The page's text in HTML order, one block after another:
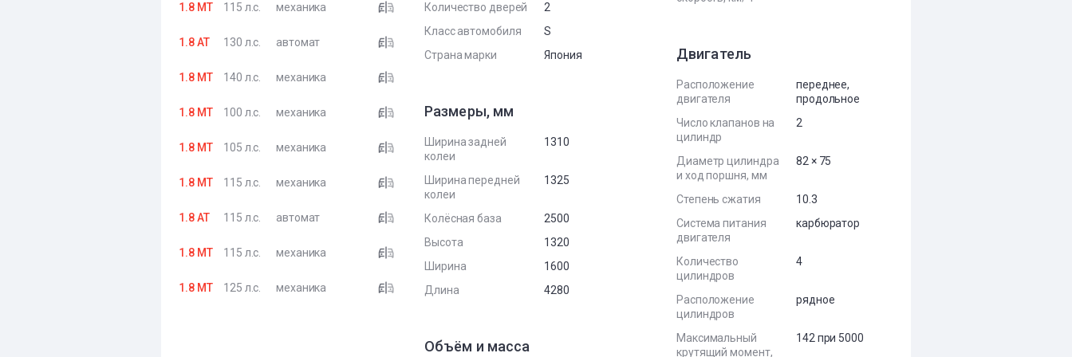
1.8 MT 115 л.с. механика
1.8 AT 130 л.с. автомат
1.8 MT 140 л.с. механика
1.8 MT 100 л.с. механика
1.8 MT 105 л.с. механика
1.8 MT 115 л.с. механика
1.8 AT 115 л.с. автомат
1.8 MT 115 л.с. механика
1.8 MT 125 л.с. механика
Количество дверей
2
Класс автомобиля
S
Страна марки
Япония
Размеры, мм
Ширина задней
колеи
1310
Ширина передней
колеи
1325
Колёсная база
2500
Высота
1320
Ширина
1600
Длина
4280
Объём и масса
Двигатель
Расположение
двигателя
переднее,
продольное
Число клапанов на
цилиндр
2
Диаметр цилиндра
и ход поршня, мм
82 × 75
Степень сжатия
10.3
Система питания
двигателя
карбюратор
Количество
цилиндров
4
Расположение
цилиндров
рядное
Максимальный
крутящий момент,
142 при 5000